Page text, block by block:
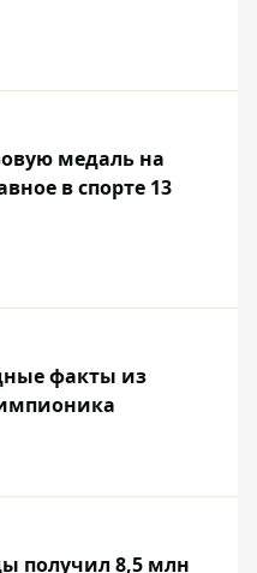
медаль на
в спорте 13
факты из
получил 8,5 млн